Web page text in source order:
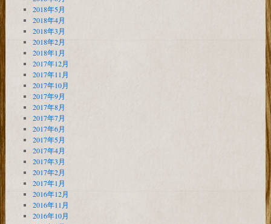
2018年5月
2018年4月
2018年3月
2018年2月
2018年1月
2017年12月
2017年11月
2017年10月
2017年9月
2017年8月
2017年7月
2017年6月
2017年5月
2017年4月
2017年3月
2017年2月
2017年1月
2016年12月
2016年11月
2016年10月